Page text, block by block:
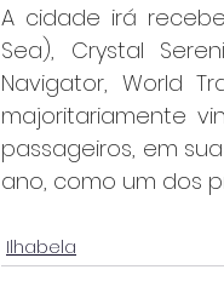
A cidade irá
Sea), Crystal
Navigator, World
majoritariamente
passageiros, em
ano, como um dos
Ilhabela